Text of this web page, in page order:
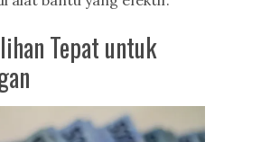
Tepat untuk